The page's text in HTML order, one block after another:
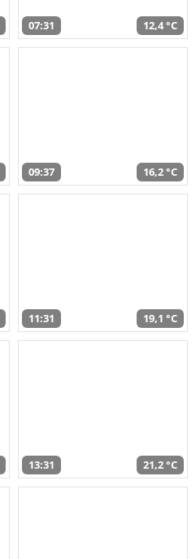
07:31 12,4 °C
09:37 16,2 °C
11:31 19,1 °C
13:31 21,2 °C